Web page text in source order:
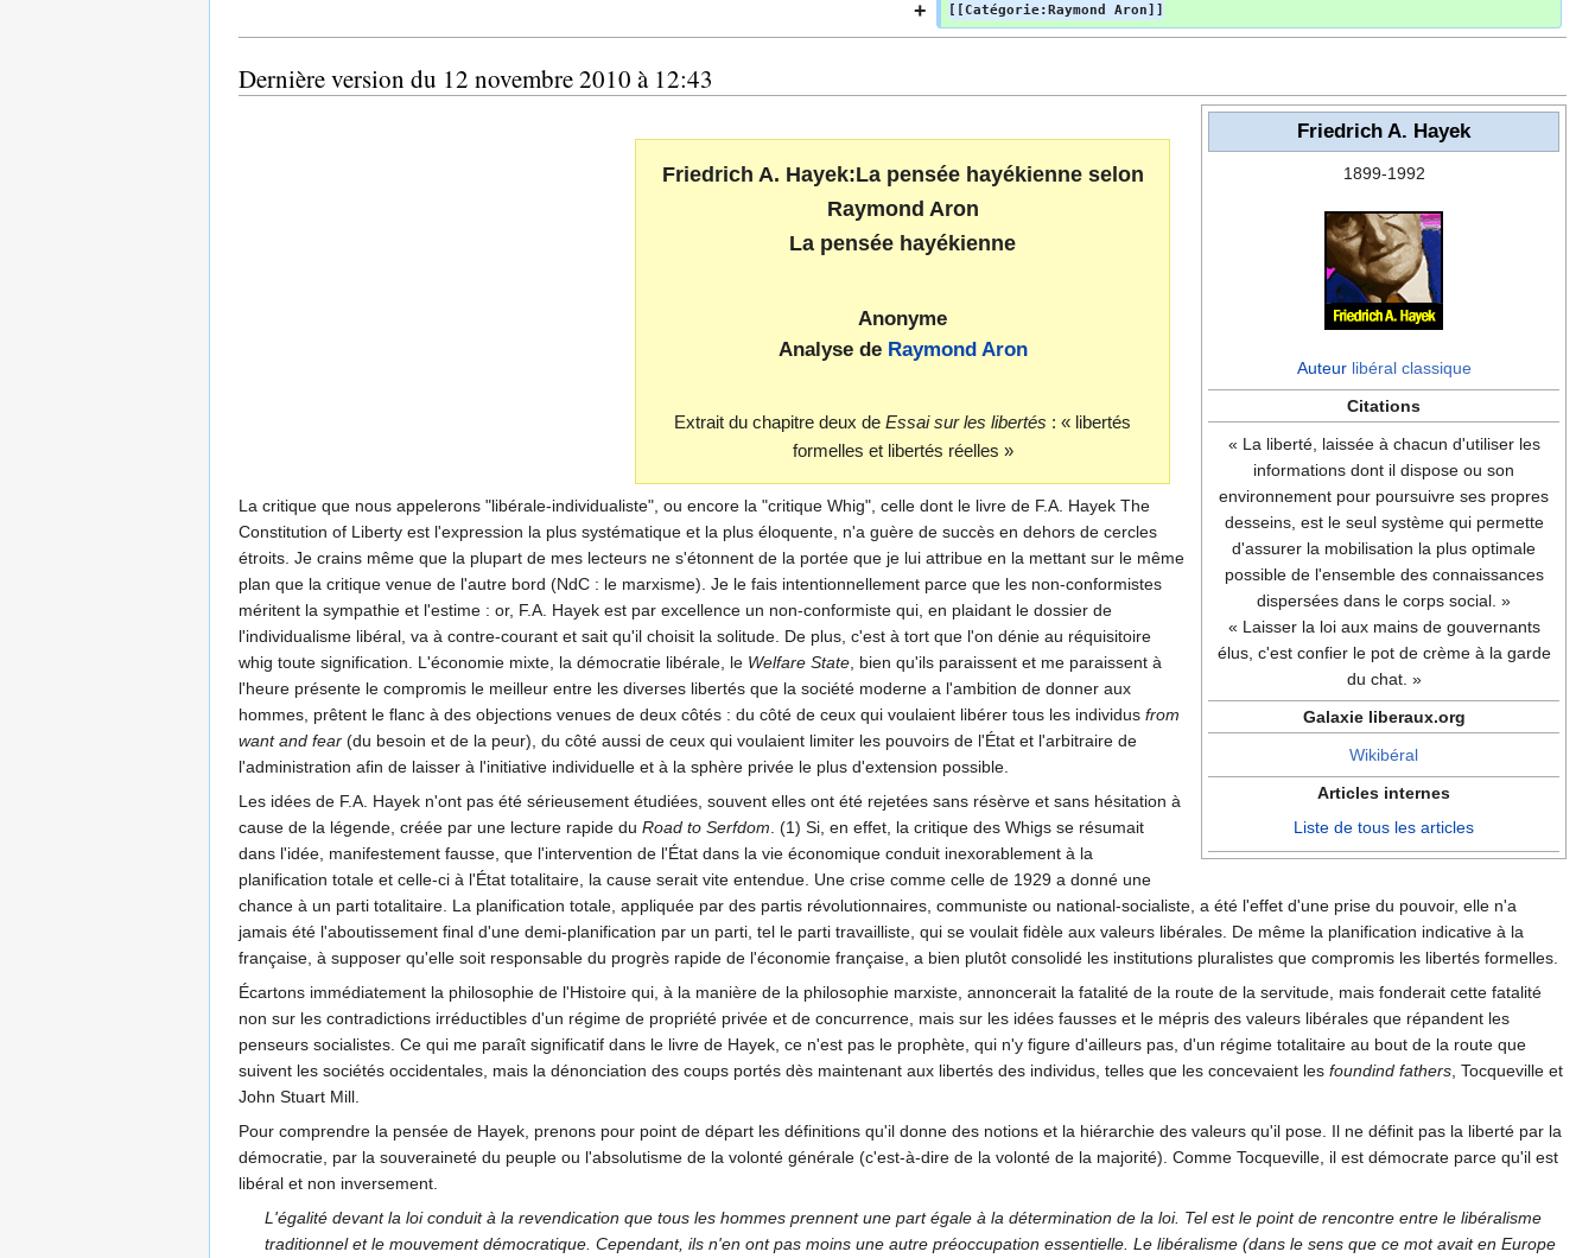
[[Catégorie:Raymond Aron]]
Dernière version du 12 novembre 2010 à 12:43
Friedrich A. Hayek
1899-1992
Auteur libéral classique
Citations
« La liberté, laissée à chacun d'utiliser les
informations dont il dispose ou son
environnement pour poursuivre ses propres
desseins, est le seul système qui permette
d'assurer la mobilisation la plus optimale
possible de l'ensemble des connaissances
dispersées dans le corps social. »
« Laisser la loi aux mains de gouvernants
élus, c'est confier le pot de crème à la garde
du chat. »
Galaxie liberaux.org
Wikibéral
Articles internes
Liste de tous les articles
Friedrich A. Hayek:La pensée hayékienne selon
Raymond Aron
La pensée hayékienne
Anonyme
Analyse de Raymond Aron
Extrait du chapitre deux de Essai sur les libertés : « libertés
formelles et libertés réelles »
La critique que nous appelerons "libérale-individualiste", ou encore la "critique Whig", celle dont le livre de F.A. Hayek The
Constitution of Liberty est l'expression la plus systématique et la plus éloquente, n'a guère de succès en dehors de cercles
étroits. Je crains même que la plupart de mes lecteurs ne s'étonnent de la portée que je lui attribue en la mettant sur le même
plan que la critique venue de l'autre bord (NdC : le marxisme). Je le fais intentionnellement parce que les non-conformistes
méritent la sympathie et l'estime : or, F.A. Hayek est par excellence un non-conformiste qui, en plaidant le dossier de
l'individualisme libéral, va à contre-courant et sait qu'il choisit la solitude. De plus, c'est à tort que l'on dénie au réquisitoire
whig toute signification. L'économie mixte, la démocratie libérale, le Welfare State , bien qu'ils paraissent et me paraissent à
l'heure présente le compromis le meilleur entre les diverses libertés que la société moderne a l'ambition de donner aux
hommes, prêtent le flanc à des objections venues de deux côtés : du côté de ceux qui voulaient libérer tous les individus from
want and fear (du besoin et de la peur), du côté aussi de ceux qui voulaient limiter les pouvoirs de l'État et l'arbitraire de
l'administration afin de laisser à l'initiative individuelle et à la sphère privée le plus d'extension possible.
Les idées de F.A. Hayek n'ont pas été sérieusement étudiées, souvent elles ont été rejetées sans résèrve et sans hésitation à
cause de la légende, créée par une lecture rapide du Road to Serfdom . (1) Si, en effet, la critique des Whigs se résumait
dans l'idée, manifestement fausse, que l'intervention de l'État dans la vie économique conduit inexorablement à la
planification totale et celle-ci à l'État totalitaire, la cause serait vite entendue. Une crise comme celle de 1929 a donné une
chance à un parti totalitaire. La planification totale, appliquée par des partis révolutionnaires, communiste ou national-socialiste, a été l'effet d'une prise du pouvoir, elle n'a
jamais été l'aboutissement final d'une demi-planification par un parti, tel le parti travailliste, qui se voulait fidèle aux valeurs libérales. De même la planification indicative à la
française, à supposer qu'elle soit responsable du progrès rapide de l'économie française, a bien plutôt consolidé les institutions pluralistes que compromis les libertés formelles.
Écartons immédiatement la philosophie de l'Histoire qui, à la manière de la philosophie marxiste, annoncerait la fatalité de la route de la servitude, mais fonderait cette fatalité
non sur les contradictions irréductibles d'un régime de propriété privée et de concurrence, mais sur les idées fausses et le mépris des valeurs libérales que répandent les
penseurs socialistes. Ce qui me paraît significatif dans le livre de Hayek, ce n'est pas le prophète, qui n'y figure d'ailleurs pas, d'un régime totalitaire au bout de la route que
suivent les sociétés occidentales, mais la dénonciation des coups portés dès maintenant aux libertés des individus, telles que les concevaient les foundind fathers , Tocqueville et
John Stuart Mill.
Pour comprendre la pensée de Hayek, prenons pour point de départ les définitions qu'il donne des notions et la hiérarchie des valeurs qu'il pose. Il ne définit pas la liberté par la
démocratie, par la souveraineté du peuple ou l'absolutisme de la volonté générale (c'est-à-dire de la volonté de la majorité). Comme Tocqueville, il est démocrate parce qu'il est
libéral et non inversement.
L'égalité devant la loi conduit à la revendication que tous les hommes prennent une part égale à la détermination de la loi. Tel est le point de rencontre entre le libéralisme
traditionnel et le mouvement démocratique. Cependant, ils n'en ont pas moins une autre préoccupation essentielle. Le libéralisme (dans le sens que ce mot avait en Europe